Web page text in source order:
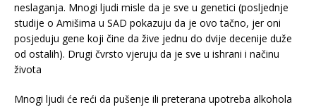
neslaganja. Mnogi ljudi misle da je sve u genetici (posljednje
studije o Amišima u SAD pokazuju da je ovo tačno, jer oni
posjeduju gene koji čine da žive jednu do dvije decenije duže
od ostalih). Drugi čvrsto vjeruju da je sve u ishrani i načinu
života
Mnogi ljudi će reći da pušenje ili preterana upotreba alkohola